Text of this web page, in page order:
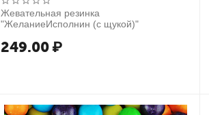
Жевательная резинка
"ЖеланиеИсполнин (с щукой)"
249.00 ₽